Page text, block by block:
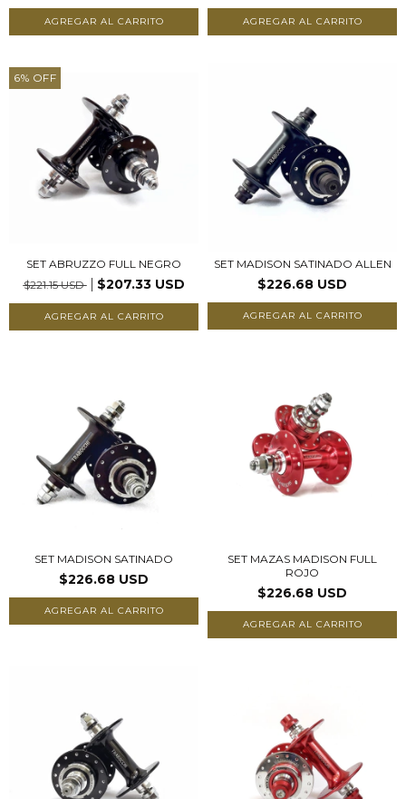
AGREGAR AL CARRITO AGREGAR AL CARRITO
6% OFF
SET ABRUZZO FULL NEGRO
$221.15 USD
$207.33 USD
AGREGAR AL CARRITO
SET MADISON SATINADO ALLEN
$226.68 USD
AGREGAR AL CARRITO
SET MADISON SATINADO
$226.68 USD
AGREGAR AL CARRITO
SET MAZAS MADISON FULL
ROJO
$226.68 USD
AGREGAR AL CARRITO